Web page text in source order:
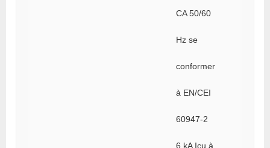
CA 50/60
Hz se
conformer
à EN/CEI
60947-2
6 kA Icu à